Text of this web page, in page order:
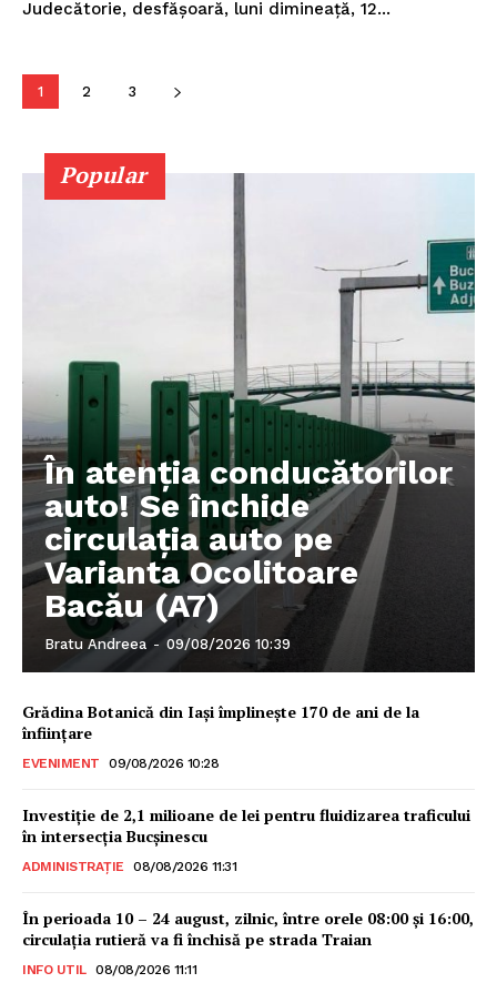
Utile
Prelucrarea datelor cu caracter personal
Judecătorie, desfăşoară, luni dimineaţă, 12...
1 2 3
Popular
În atenția conducătorilor
auto! Se închide
circulația auto pe
Varianta Ocolitoare
Bacău (A7)
Bratu Andreea - 09/08/2026 10:39
Grădina Botanică din Iaşi împlineşte 170 de ani de la
înfiinţare
EVENIMENT 09/08/2026 10:28
Investiție de 2,1 milioane de lei pentru fluidizarea traficului
în intersecția Bucșinescu
ADMINISTRAȚIE 08/08/2026 11:31
În perioada 10 – 24 august, zilnic, între orele 08:00 și 16:00,
circulația rutieră va fi închisă pe strada Traian
INFO UTIL 08/08/2026 11:11